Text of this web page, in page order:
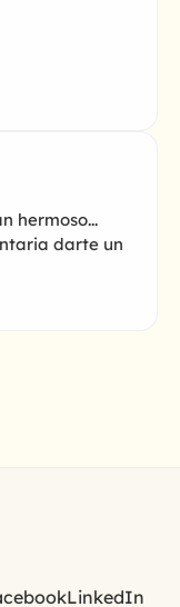
hermoso...
darte un
LinkedIn